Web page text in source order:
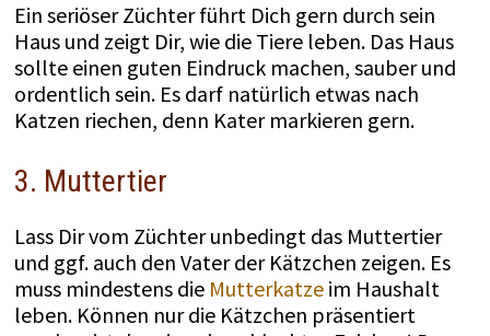
Ein seriöser Züchter führt Dich gern durch sein
Haus und zeigt Dir, wie die Tiere leben. Das Haus
sollte einen guten Eindruck machen, sauber und
ordentlich sein. Es darf natürlich etwas nach
Katzen riechen, denn Kater markieren gern.
3. Muttertier
Lass Dir vom Züchter unbedingt das Muttertier
und ggf. auch den Vater der Kätzchen zeigen. Es
muss mindestens die Mutterkatzeim Haushalt
leben. Können nur die Kätzchen präsentiert